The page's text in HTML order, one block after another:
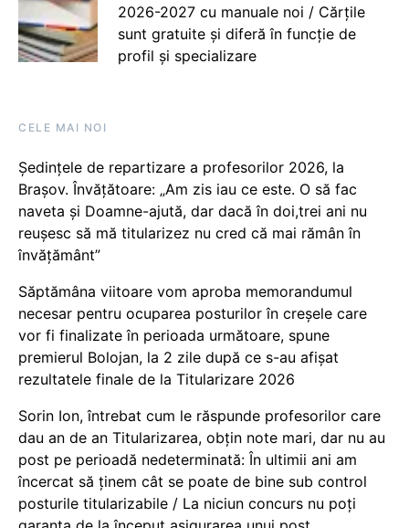
2026-2027 cu manuale noi / Cărțile
sunt gratuite și diferă în funcție de
profil și specializare
CELE MAI NOI
Ședințele de repartizare a profesorilor 2026, la
Brașov. Învățătoare: „Am zis iau ce este. O să fac
naveta și Doamne-ajută, dar dacă în doi,trei ani nu
reușesc să mă titularizez nu cred că mai rămân în
învățământ”
Săptămâna viitoare vom aproba memorandumul
necesar pentru ocuparea posturilor în creșele care
vor fi finalizate în perioada următoare, spune
premierul Bolojan, la 2 zile după ce s-au afișat
rezultatele finale de la Titularizare 2026
Sorin Ion, întrebat cum le răspunde profesorilor care
dau an de an Titularizarea, obțin note mari, dar nu au
post pe perioadă nedeterminată: În ultimii ani am
încercat să ținem cât se poate de bine sub control
posturile titularizabile / La niciun concurs nu poți